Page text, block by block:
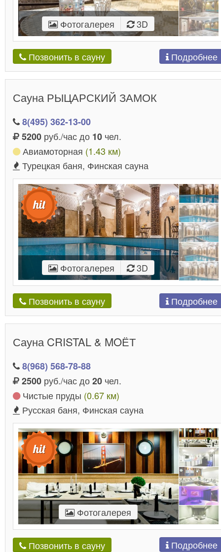
Фотогалерея 3D
Позвонить в сауну Подробнее
Сауна РЫЦАРСКИЙ ЗАМОК
8(495) 362-13-00
5200 руб./час до 10 чел.
Авиамоторная (1.43 км)
Турецкая баня, Финская сауна
Фотогалерея 3D
Позвонить в сауну Подробнее
Сауна CRISTAL & MOЁТ
8(968) 568-78-88
2500 руб./час до20 чел.
Чистые пруды (0.67 км)
Русская баня, Финская сауна
Фотогалерея
Позвонить в сауну Подробнее